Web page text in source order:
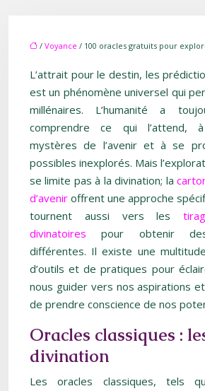
/ Voyance / 100 oracles gratuits pour
L’attrait pour le destin, les
est un phénomène universel qui
millénaires. L’humanité a
comprendre ce qui l’attend,
mystères de l’avenir et à se
possibles inexplorés. Mais
se limite pas à la divination; la
d’avenir offrent une approche
tournent aussi vers les
divinatoires pour obtenir des
différentes. Il existe une
d’outils et de pratiques pour
nous guider vers nos aspirations
de prendre conscience de nos
Oracles classiques :
divination
Les oracles classiques, tels